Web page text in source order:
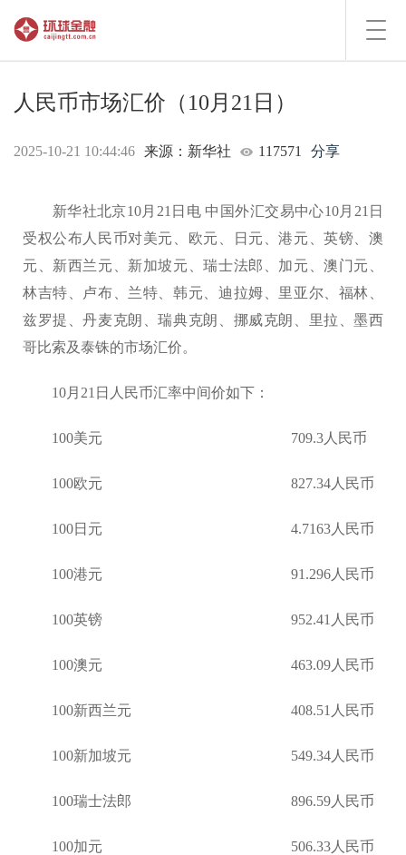
人民币市场汇价（10月21日）
2025-10-21 10:44:46 来源：新华社 117571 分享
新华社北京10月21日电 中国外汇交易中心10月21日
受权公布人民币对美元、欧元、日元、港元、英镑、澳
元、新西兰元、新加坡元、瑞士法郎、加元、澳门元、
林吉特、卢布、兰特、韩元、迪拉姆、里亚尔、福林、
兹罗提、丹麦克朗、瑞典克朗、挪威克朗、里拉、墨西
哥比索及泰铢的市场汇价。
10月21日人民币汇率中间价如下：
100美元 709.3人民币
100欧元 827.34人民币
100日元 4.7163人民币
100港元 91.296人民币
100英镑 952.41人民币
100澳元 463.09人民币
100新西兰元 408.51人民币
100新加坡元 549.34人民币
100瑞士法郎 896.59人民币
100加元 506.33人民币